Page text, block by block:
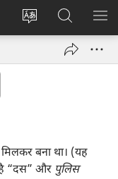
वेबसाइट
लॉग-
इन
JW.ORG
पर
खोजें
मैन्यू
बना था। (यह
“दस” और पुलिस